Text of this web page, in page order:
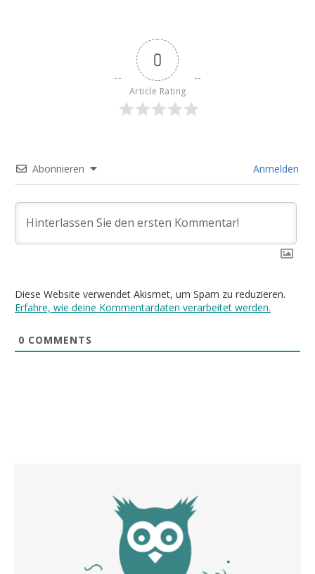
0
Article Rating
Abonnieren Anmelden
Diese Website verwendet Akismet, um Spam zu reduzieren.
Erfahre, wie deine Kommentardaten verarbeitet werden.
0 COMMENTS